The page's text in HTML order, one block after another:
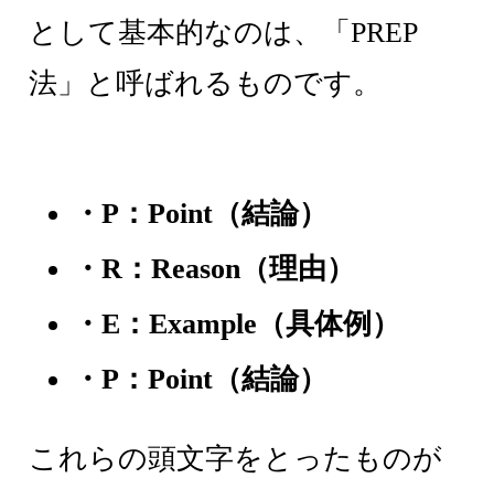
として基本的なのは、「PREP
法」と呼ばれるものです。
・P：Point（結論）
・R：Reason（理由）
・E：Example（具体例）
・P：Point（結論）
これらの頭文字をとったものが